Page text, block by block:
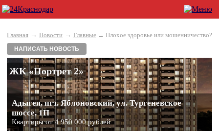
Главная → Новости → Главные → Плохое здоровье или мошенничество?
НАПИСАТЬ НОВОСТЬ
ЖК «Портрет 2»
Адыгея, пгт. Яблоновский, ул. Тургеневское
шоссе, 1П
Квартиры от 4 950 000 рублей